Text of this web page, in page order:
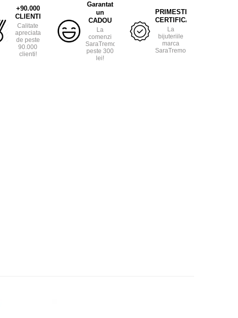
+90.000
CLIENTI
Calitate
apreciata
de peste
90.000
clienti!
Garantat
un
CADOU
La
comenzi
SaraTremo
peste 300
lei!
PRIMESTI
CERTIFICAT
La
bijuteriile
marca
SaraTremo.